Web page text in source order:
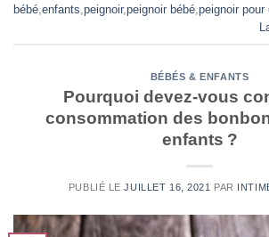
bébé enfants peignoir, peignoir bébé peignoir pour
BÉBÉS & ENFANTS
Pourquoi devez-vous
consommation des
enfants ?
PUBLIÉ LEJUILLET 16, 2021 PAR